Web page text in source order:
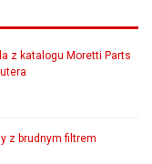
z katalogu Moretti Parts
z brudnym filtrem